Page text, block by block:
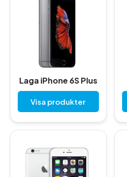
Laga iPhone 6S Plus
Visa produkter